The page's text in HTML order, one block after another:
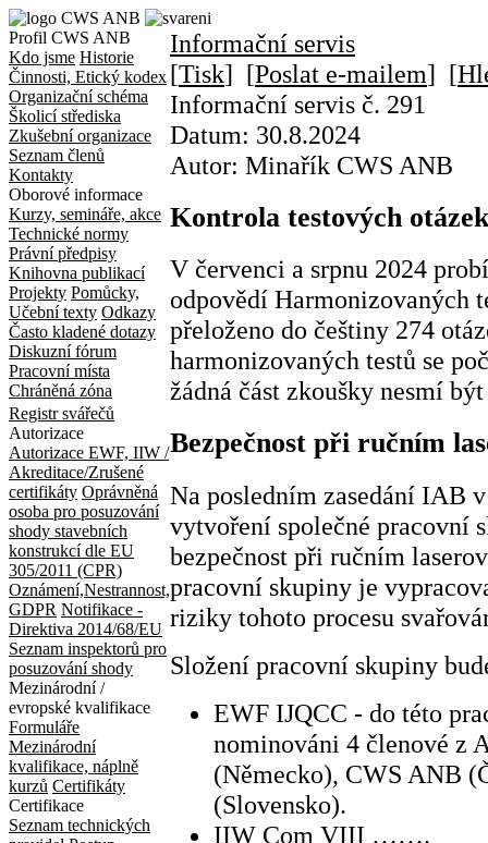
Profil CWS ANB
Kdo jsme Historie
Činnosti, Etický kodex
Organizační schéma
Školicí střediska
Zkušební organizace
Seznam členů
Kontakty
Oborové informace
Kurzy, semináře, akce
Technické normy
Právní předpisy
Knihovna publikací
Projekty Pomůcky,
Učební texty Odkazy
Často kladené dotazy
Diskuzní fórum
Pracovní místa
Chráněná zóna
Registr svářečů
Autorizace
Autorizace EWF, IIW /
Akreditace/Zrušené
certifikáty Oprávněná
osoba pro posuzování
shody stavebních
konstrukcí dle EU
305/2011 (CPR)
Oznámení,Nestrannost,
GDPR Notifikace -
Direktiva 2014/68/EU
Seznam inspektorů pro
posuzování shody
Mezinárodní /
evropské kvalifikace
Formuláře
Mezinárodní
kvalifikace, náplně
kurzů Certifikáty
Certifikace
Seznam technických
Informační servis
[Tisk] [Poslat e-mailem] [
Informační servis č. 291
Datum: 30.8.2024
Autor: Minařík CWS ANB
Kontrola testových otázek
V červenci a srpnu 2024
odpovědí Harmonizovaných
přeloženo do češtiny 274
harmonizovaných testů se
žádná část zkoušky nesmí
Bezpečnost při ručním
Na posledním zasedání IAB
vytvoření společné pracovní
bezpečnost při ručním
pracovní skupiny je
riziky tohoto procesu
Složení pracovní skupiny
EWF IJQCC - do této
nominováni 4 členové z
(Německo), CWS ANB
(Slovensko).
IIW Com VIII …….